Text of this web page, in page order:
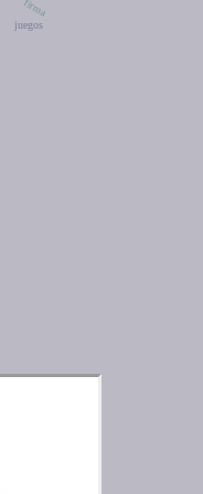
firma
juegos